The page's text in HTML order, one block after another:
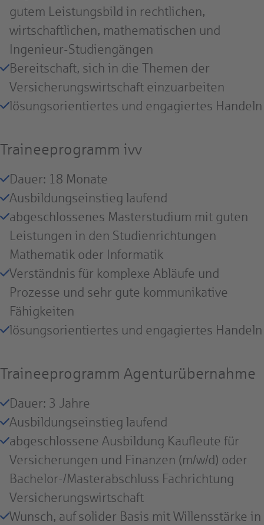
gutem Leistungsbild in rechtlichen,
wirtschaftlichen, mathematischen und
Ingenieur-Studiengängen
Bereitschaft, sich in die Themen der
Versicherungswirtschaft einzuarbeiten
lösungsorientiertes und engagiertes Handeln
Traineeprogramm ivv
Dauer: 18 Monate
Ausbildungseinstieg laufend
abgeschlossenes Masterstudium mit guten
Leistungen in den Studienrichtungen
Mathematik oder Informatik
Verständnis für komplexe Abläufe und
Prozesse und sehr gute kommunikative
Fähigkeiten
lösungsorientiertes und engagiertes Handeln
Traineeprogramm Agenturübernahme
Dauer: 3 Jahre
Ausbildungseinstieg laufend
abgeschlossene Ausbildung Kaufleute für
Versicherungen und Finanzen (m/w/d) oder
Bachelor-/Masterabschluss Fachrichtung
Versicherungswirtschaft
Wunsch, auf solider Basis mit Willensstärke in